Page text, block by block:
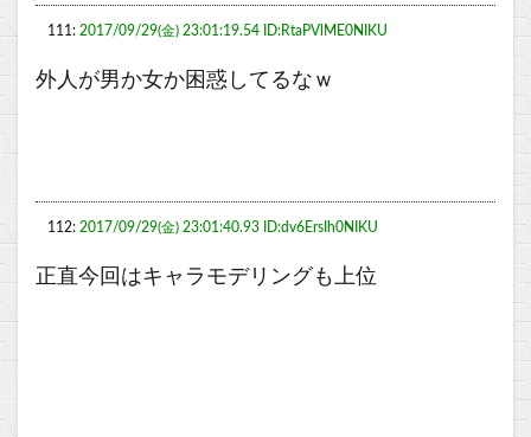
111: 2017/09/29(金) 23:01:19.54 ID:RtaPVlME0NIKU
外人が男か女か困惑してるなｗ
112: 2017/09/29(金) 23:01:40.93 ID:dv6ErsIh0NIKU
正直今回はキャラモデリングも上位